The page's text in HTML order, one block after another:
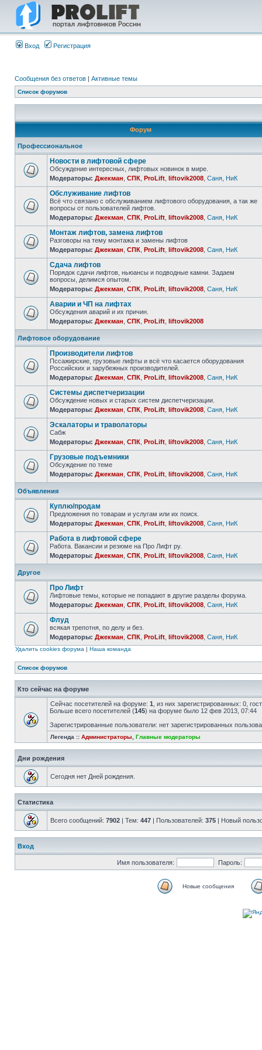
Вход Регистрация
Сообщения без ответов | Активные темы
Список форумов
Форум
Профессиональное
Новости в лифтовой сфере
Обсуждение интересных, лифтовых новинок в мире.
Модераторы: Джекман СПК ProLift liftovik2008 Саня НиК
Обслуживание лифтов
Всё что связано с обслуживанием лифтового оборудования, а так же
вопросы от пользователей лифтов.
Модераторы: Джекман СПК ProLift liftovik2008 Саня НиК
Монтаж лифтов, замена лифтов
Разговоры на тему монтажа и замены лифтов
Модераторы: Джекман СПК ProLift liftovik2008 Саня НиК
Сдача лифтов
Порядок сдачи лифтов, ньюансы и подводные камни. Задаем
вопросы, делимся опытом.
Модераторы: Джекман СПК ProLift liftovik2008 Саня НиК
Аварии и ЧП на лифтах
Обсуждения аварий и их причин.
Модераторы: Джекман СПК ProLift liftovik2008
Лифтовое оборудование
Производители лифтов
Пссажирские, грузовые лифты и всё что касается оборудования
Российских и зарубежных производителей.
Модераторы: Джекман СПК ProLift liftovik2008 Саня НиК
Системы диспетчеризации
Обсуждение новых и старых систем диспетчеризации.
Модераторы: Джекман СПК ProLift liftovik2008 Саня НиК
Эскалаторы и траволаторы
Сабж
Модераторы: Джекман СПК ProLift liftovik2008 Саня НиК
Грузовые подъемники
Обсуждение по теме
Модераторы: Джекман СПК ProLift liftovik2008 Саня НиК
Объявления
Куплю/продам
Предложения по товарам и услугам или их поиск.
Модераторы: Джекман СПК ProLift liftovik2008 Саня НиК
Работа в лифтовой сфере
Работа. Вакансии и резюме на Про Лифт ру.
Модераторы: Джекман СПК ProLift liftovik2008 Саня НиК
Другое
Про Лифт
Лифтовые темы, которые не попадают в другие разделы форума.
Модераторы: Джекман СПК ProLift liftovik2008 Саня НиК
Флуд
всякая трепотня, по делу и без.
Модераторы: Джекман СПК ProLift liftovik2008 Саня НиК
Удалить cookies форума | Наша команда
Список форумов
Кто сейчас на форуме
Сейчас посетителей на форуме: 1 , из них зарегистрированных: 0,
Больше всего посетителей (145) на форуме было 12 фев 2013, 07:44
Зарегистрированные пользователи: нет зарегистрированных
Легенда :: Администраторы Главные модераторы
Дни рождения
Сегодня нет Дней рождения.
Статистика
Всего сообщений: 7902 | Тем: 447 | Пользователей: 375 | Новый
Вход
Имя пользователя: Пароль:
Новые сообщения